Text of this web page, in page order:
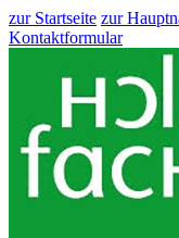
zur Startseite zur
Kontaktformular